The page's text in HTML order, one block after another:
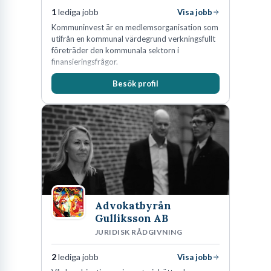
lönsamhet, effektiviserade en process eller räddade en kritisk
För att lyckas landa en intervju för en Head of Legal behöver ditt
CV och ditt personliga brev tydligt spegla ett moget ledarskap.
Styrelsen vill se bevis på att du kan bygga, utveckla och leda ett
team av vassa jurister. Du förväntas ha förmågan att prioritera
iskallt när hela organisationen drar i din avdelning samtidigt.
Självklart handlar det om att kunna säga nej på ett sätt som
verksamheten respekterar, men ännu hellre om att kunna säga att
affären är möjlig om upplägget struktureras om från grunden.
Det viktiga att komma ihåg är dock att varje bolag definierar
rollen lite olika. I ett snabbväxande tech-startup kan du till en
början vara den enda juristen, vilket betyder att du måste vara
beredd att hantera allt från tunga mjukvaruavtal till att granska
1lediga jobb
Visa jobb
Kommuninvest är en medlemsorganisation som
utifrån en kommunal värdegrund verkningsfullt
företräder den kommunala sektorn i
finansieringsfrågor.
Besök profil
Advokatbyrån
Gulliksson AB
JURIDISK RÅDGIVNING
2lediga jobb
Visa jobb